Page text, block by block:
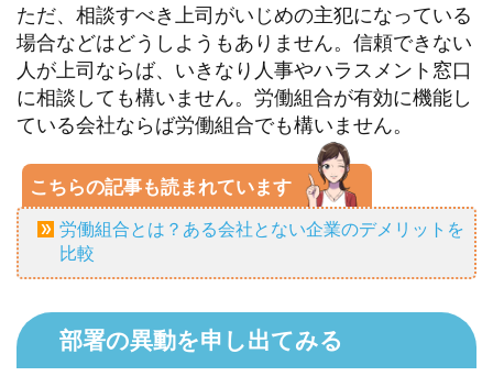
ただ、相談すべき上司がいじめの主犯になっている
場合などはどうしようもありません。信頼できない
人が上司ならば、いきなり人事やハラスメント窓口
に相談しても構いません。労働組合が有効に機能し
ている会社ならば労働組合でも構いません。
こちらの記事も読まれています
労働組合とは？ある会社とない企業のデメリットを
比較
部署の異動を申し出てみる